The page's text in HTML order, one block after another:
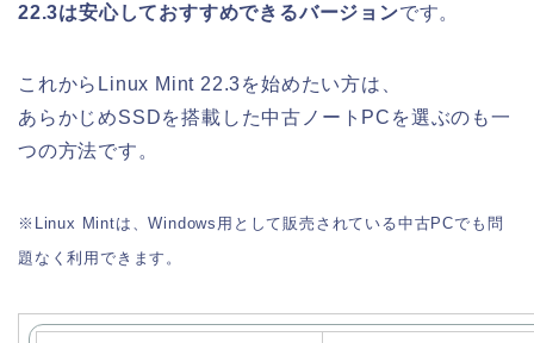
22.3は安心しておすすめできるバージョンです。
これからLinux Mint 22.3を始めたい方は、
あらかじめSSDを搭載した中古ノートPCを選ぶのも一
つの方法です。
※Linux Mintは、Windows用として販売されている中古PCでも問
題なく利用できます。